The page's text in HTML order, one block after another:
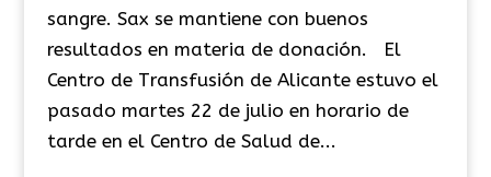
sangre. Sax se mantiene con buenos
resultados en materia de donación. El
Centro de Transfusión de Alicante estuvo el
pasado martes 22 de julio en horario de
tarde en el Centro de Salud de...